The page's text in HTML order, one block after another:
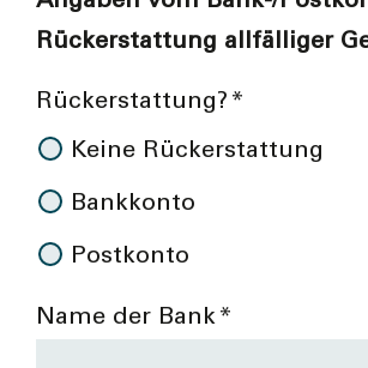
Rückerstattung allfälliger
Rückerstattung? *
Keine Rückerstattung
Bankkonto
Postkonto
Name der Bank *